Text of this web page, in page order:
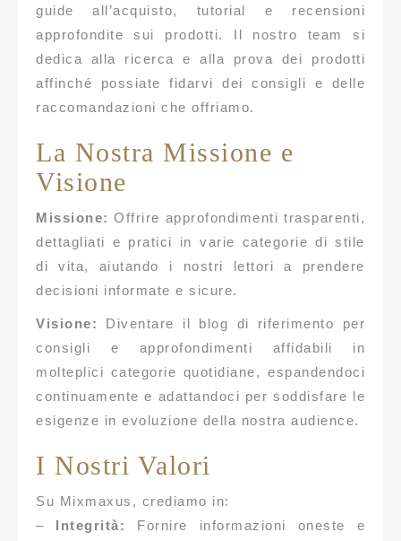
guide all’acquisto, tutorial e recensioni
approfondite sui prodotti. Il nostro team si
dedica alla ricerca e alla prova dei prodotti
affinché possiate fidarvi dei consigli e delle
raccomandazioni che offriamo.
La Nostra Missione e
Visione
Missione: Offrire approfondimenti trasparenti,
dettagliati e pratici in varie categorie di stile
di vita, aiutando i nostri lettori a prendere
decisioni informate e sicure.
Visione:
Diventare il blog di riferimento per
consigli e approfondimenti affidabili in
molteplici categorie quotidiane, espandendoci
continuamente e adattandoci per soddisfare le
esigenze in evoluzione della nostra audience.
I Nostri Valori
Su Mixmaxus, crediamo in:
– Integrità:
Fornire informazioni oneste e